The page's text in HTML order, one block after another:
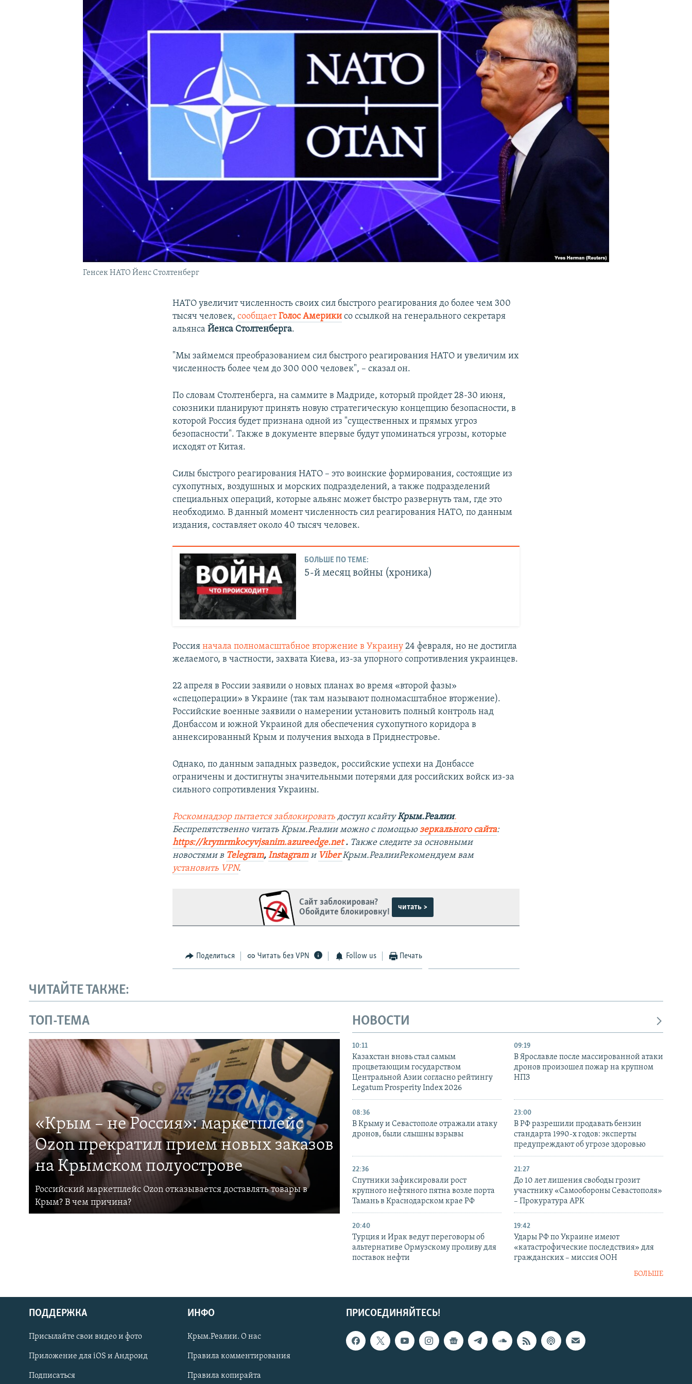
КРЫМ.НЕПОКОРЕННЫЙ
УКРАИНСКАЯ ПРОБЛЕМА КРЫМА
Українською
Qırımtatar
ПРИСОЕДИНЯЙТЕСЬ!
Генсек НАТО Йенс Столтенберг
НАТО увеличит численность своих сил быстрого реагирования до более чем 300
тысяч человек,сообщаетГолос Америки cо ссылкой на генерального секретаря
альянсаЙенса Столтенберга.
"Мы займемся преобразованием сил быстрого реагирования НАТО и увеличим их
численность более чем до 300 000 человек", – сказал он.
По словам Столтенберга, на саммите в Мадриде, который пройдет 28-30 июня,
союзники планируют принять новую стратегическую концепцию безопасности, в
которой Россия будет признана одной из "существенных и прямых угроз
безопасности". Также в документе впервые будут упоминаться угрозы, которые
исходят от Китая.
Силы быстрого реагирования НАТО – это воинские формирования, состоящие из
сухопутных, воздушных и морских подразделений, а также подразделений
специальных операций, которые альянс может быстро развернуть там, где это
необходимо. В данный момент численность сил реагирования НАТО, по данным
издания, составляет около 40 тысяч человек.
БОЛЬШЕ ПО ТЕМЕ:
5-й месяц войны (хроника)
Россияначала полномасштабное вторжение в Украину 24 февраля, но не достигла
желаемого, в частности, захвата Киева, из-за упорного сопротивления украинцев.
22 апреля в России заявили о новых планах во время «второй фазы»
«спецоперации» в Украине (так там называют полномасштабное вторжение).
Российские военные заявили о намерении установить полный контроль над
Донбассом и южной Украиной для обеспечения сухопутного коридора в
аннексированный Крым и получения выхода в Приднестровье.
Однако, по данным западных разведок, российские успехи на Донбассе
ограничены и достигнуты значительными потерями для российских войск из-за
сильного сопротивления Украины.
Роскомнадзор пытается заблокировать доступ ксайтуКрым.Реалии.
Беспрепятственно читать Крым.Реалии можно с помощьюзеркального сайта:
https://krymrmkocyvjsanim.azureedge.net. Также следите за основными
новостями в Telegram, Instagram и ViberКрым.РеалииРекомендуем вам
установить VPN.
Сайт заблокирован?
Обойдите блокировку!
читать >
Поделиться Читать без VPN Follow us Печать
ЧИТАЙТЕ ТАКЖЕ:
ТОП-ТЕМА
«Крым – не Россия»: маркетплейс
Ozon прекратил прием новых заказов
на Крымском полуострове
Российский маркетплейс Ozon отказывается доставлять товары в
Крым? В чем причина?
НОВОСТИ
10:11
Казахстан вновь стал самым
процветающим государством
Центральной Азии согласно рейтингу
Legatum Prosperity Index 2026
09:19
В Ярославле после массированной атаки
дронов произошел пожар на крупном
НПЗ
08:36
В Крыму и Севастополе отражали атаку
дронов, были слышны взрывы
23:00
В РФ разрешили продавать бензин
стандарта 1990-х годов: эксперты
предупреждают об угрозе здоровью
22:36
Спутники зафиксировали рост
крупного нефтяного пятна возле порта
Тамань в Краснодарском крае РФ
21:27
До 10 лет лишения свободы грозит
участнику «Самообороны Севастополя»
– Прокуратура АРК
20:40
Турция и Ирак ведут переговоры об
альтернативе Ормузскому проливу для
поставок нефти
19:42
Удары РФ по Украине имеют
«катастрофические последствия» для
гражданских – миссия ООН
БОЛЬШЕ
ПРИСОЕДИНЯЙТЕСЬ!
ПОДДЕРЖКА
Присылайте свои видео и фото
Приложение для iOS и Андроид
Подписаться
ИНФО
Крым.Реалии. О нас
Правила комментирования
Правила копирайта